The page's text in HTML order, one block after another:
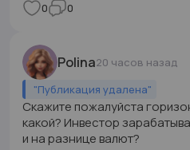
0 0
Polina20 часов назад
"Публикация удалена"
Скажите пожалуйста
какой? Инвестор
и на разнице валют?